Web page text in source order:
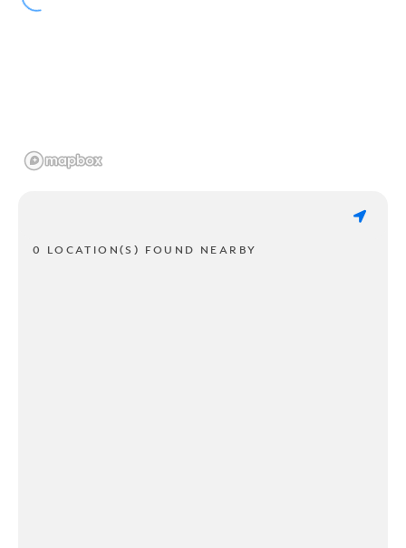
0 LOCATION(S) FOUND NEARBY